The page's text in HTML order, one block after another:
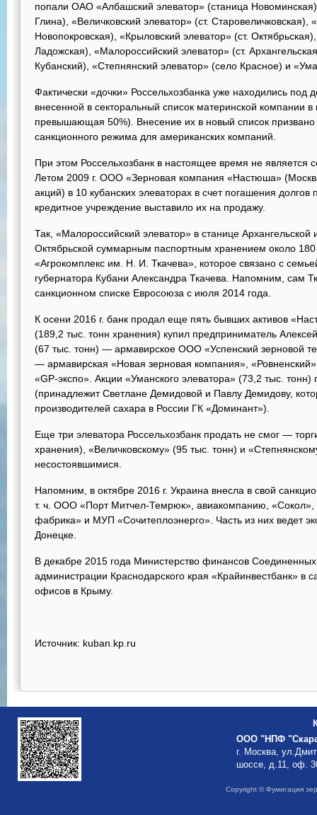
попали ОАО «Албашский элеватор» (станица
Глина), «Величковский элеватор» (ст. Старовеличковская),
Новопокровская), «Крыловский элеватор» (ст.
Ладожская), «Малороссийский элеватор» (ст.
Кубанский), «Степнянский элеватор» (село Красное) и
Фактически «дочки» Россельхозбанка уже находились под
внесенной в секторальный список материнской компании
превышающая 50%). Внесение их в новый список призвано
санкционного режима для американских компаний.
При этом Россельхозбанк в настоящее время не является
Летом 2009 г. ООО «Зерновая компания «Настюша»
акций) в 10 кубанских элеваторах в счет погашения
кредитное учреждение выставило их на продажу.
Так, «Малороссийский элеватор» в станице Архангельской
Октябрьской суммарным паспортным хранением около
«Агрокомплекс им. Н. И. Ткачева», которое связано с
губернатора Кубани Александра Ткачева. Напомним, сам
санкционном списке Евросоюза с июля 2014 года.
К осени 2016 г. банк продал еще пять бывших активов
(189,2 тыс. тонн хранения) купил предприниматель
(67 тыс. тонн) — армавирское ООО «Успенский зерновой
— армавирская «Новая зерновая компания»,
«GP-экспо». Акции «Уманского элеватора» (73,2 тыс.
(принадлежит Светлане Демидовой и Павлу Демидову,
производителей сахара в России ГК «Доминант»).
Еще три элеватора Россельхозбанк продать не смог —
хранения), «Величковскому» (95 тыс. тонн) и
несостоявшимися.
Напомним, в октябре 2016 г. Украина внесла в свой
т. ч. ООО «Порт Митчел-Темрюк», авиакомпанию,
фабрика» и МУП «Сочитеплоэнерго». Часть из них ведет
Донецке.
В декабре 2015 года Министерство финансов
администрации Краснодарского края «Крайинвестбанк» в
офисов в Крыму.
Источник: kuban.kp.ru
ООО "НПФ
г. Москва,
шоссе, д.11, оф.
Copyright © Фумигация